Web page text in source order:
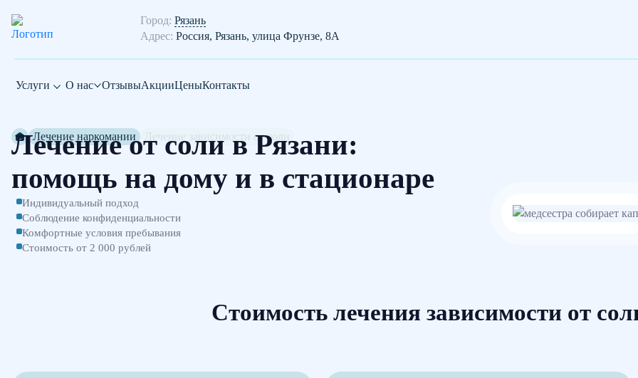
Город: Рязань
Адрес: Россия, Рязань, улица Фрунзе, 8А
Услуги О нас ОтзывыАкцииЦеныКонтакты
Лечение наркомании Лечение зависимости от соли
Лечение от соли в Рязани:
помощь на дому и в стационаре
Индивидуальный подход
Соблюдение конфиденциальности
Комфортные условия пребывания
Стоимость от 2 000 рублей
Стоимость лечения зависимости от